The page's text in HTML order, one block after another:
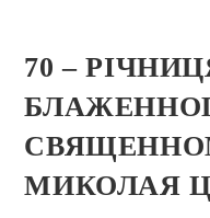
70 –
МИКОЛАЯ